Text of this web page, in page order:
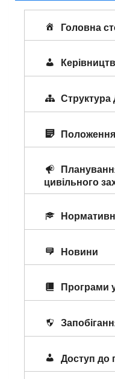
Головна
Структура
цивільного
Новини
Програми
Доступ до